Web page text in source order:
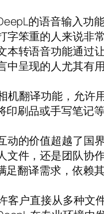
的语音输入功
字笨重的人来说非
本转语音功能通过
呈现的人尤其有用
机翻译功能，允
刷品或手写笔记等
动的价值超越了国
文件，还是团队协
翻译需求，依赖
客户直接从多种文